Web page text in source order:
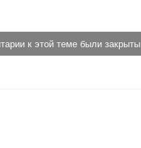
к этой теме были закрыты